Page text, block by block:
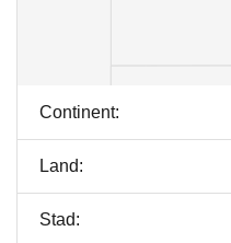
Continent:
Land:
Stad: